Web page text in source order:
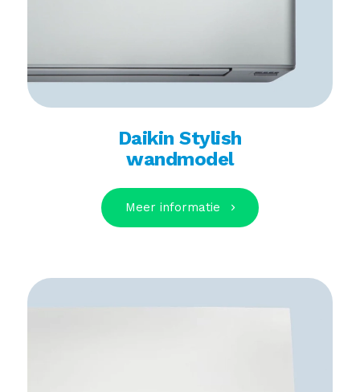
Daikin Stylish
wandmodel
Meer informatie